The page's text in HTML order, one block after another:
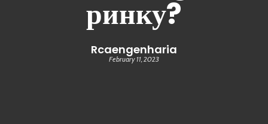
ринку?
Rcaengenharia
February 11, 2023